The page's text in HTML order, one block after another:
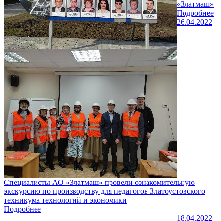
«Златмаш»
Подробнее
26.04.2022
Специалисты АО «Златмаш» провели ознакомительную
экскурсию по производству для педагогов Златоустовского
техникума технологий и экономики
Подробнее
18.04.2022